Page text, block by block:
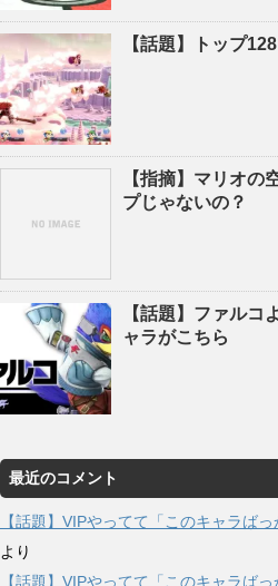
【話題】トップ
【指摘】マリオの
プじゃないの？
【話題】ファルコ
ャラがこちら
最近のコメント
【話題】VIPやってて「このキャラば
より
【話題】VIPやってて「このキャラば